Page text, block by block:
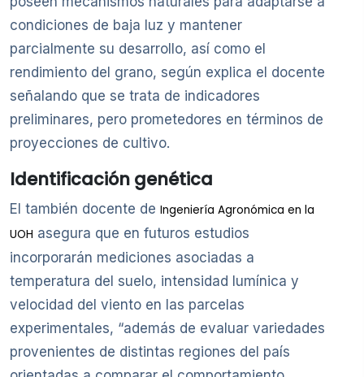
condiciones de baja luz y mantener
parcialmente su desarrollo, así como el
rendimiento del grano, según explica el docente
señalando que se trata de indicadores
preliminares, pero prometedores en términos de
proyecciones de cultivo.
Identificación genética
El también docente de Ingeniería Agronómica en la
UOH asegura que en futuros estudios
incorporarán mediciones asociadas a
temperatura del suelo, intensidad lumínica y
velocidad del viento en las parcelas
experimentales, “además de evaluar variedades
provenientes de distintas regiones del país